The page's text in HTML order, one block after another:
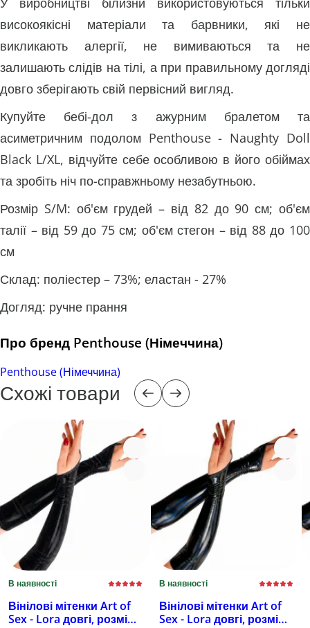
високоякісні матеріали та барвники, які не
викликають алергії, не вимиваються та не
залишають слідів на тілі, а при правильному догляді
довго зберігають свій первісний вигляд.
Купуйте бебі-дол з ажурним бралетом та
асиметричним подолом Penthouse - Naughty Doll
Black L/XL, відчуйте себе особливою в його обіймах
та зробіть ніч по-справжньому незабутньою.
Розмір S/M: об'єм грудей – від 82 до 90 см; об'єм
талії – від 59 до 75 см; об'єм стегон – від 88 до 100
см
Склад: поліестер – 73%; еластан - 27%
Догляд: ручне прання
Про бренд Penthouse (Німеччина)
Penthouse (Німеччина)
Схожі товари
В наявності
Вінілові мітенки Art of
Sex - Lora довгі, розмір
В наявності
Вінілові мітенки Art of
Sex - Lora довгі, розмір